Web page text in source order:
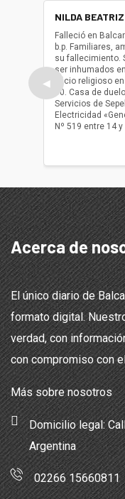
◀
NILDA
Falleció en
b.p. Familiares,
su fallecimiento.
ser inhumados
oficio religioso
10. Casa de
Servicios de
Electricidad
Nº 519 entre 14
Acerca de
El único diario de
formato digital.
verdad, con
con compromiso con
Más sobre nosotros
Domicilio legal:
Argentina
02266 15660811